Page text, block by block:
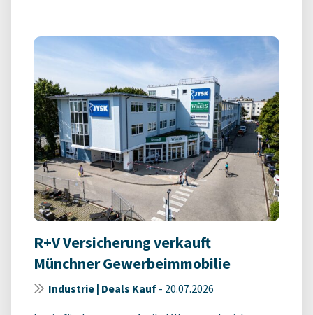
R+V Versicherung verkauft
Münchner Gewerbeimmobilie
Industrie | Deals Kauf - 20.07.2026